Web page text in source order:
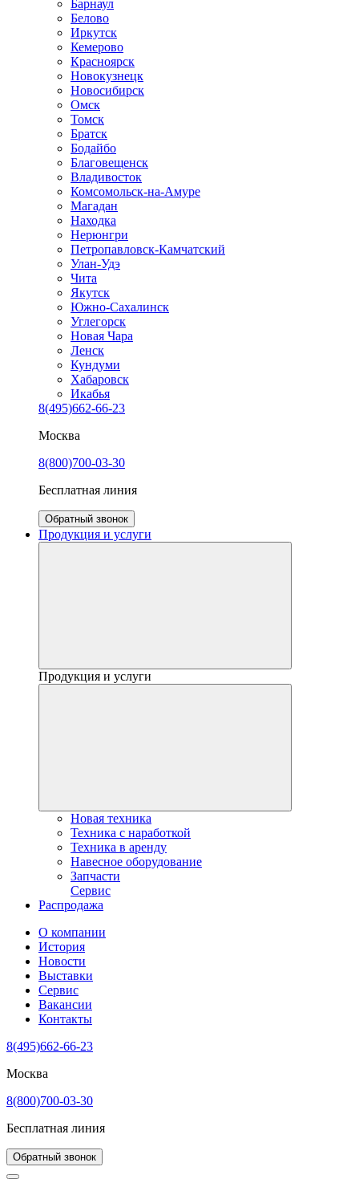
Барнаул
Белово
Иркутск
Кемерово
Красноярск
Новокузнецк
Новосибирск
Омск
Томск
Братск
Бодайбо
Благовещенск
Владивосток
Комсомольск-на-Амуре
Магадан
Находка
Нерюнгри
Петропавловск-Камчатский
Улан-Удэ
Чита
Якутск
Южно-Сахалинск
Углегорск
Новая Чара
Ленск
Кундуми
Хабаровск
Икабья
8(495)662-66-23
Москва
8(800)700-03-30
Бесплатная линия
Обратный звонок
Продукция и услуги
Продукция и услуги
Новая техника
Техника с наработкой
Техника в аренду
Навесное оборудование
Запчасти
Сервис
Распродажа
О компании
История
Новости
Выставки
Сервис
Вакансии
Контакты
8(495)662-66-23
Москва
8(800)700-03-30
Бесплатная линия
Обратный звонок